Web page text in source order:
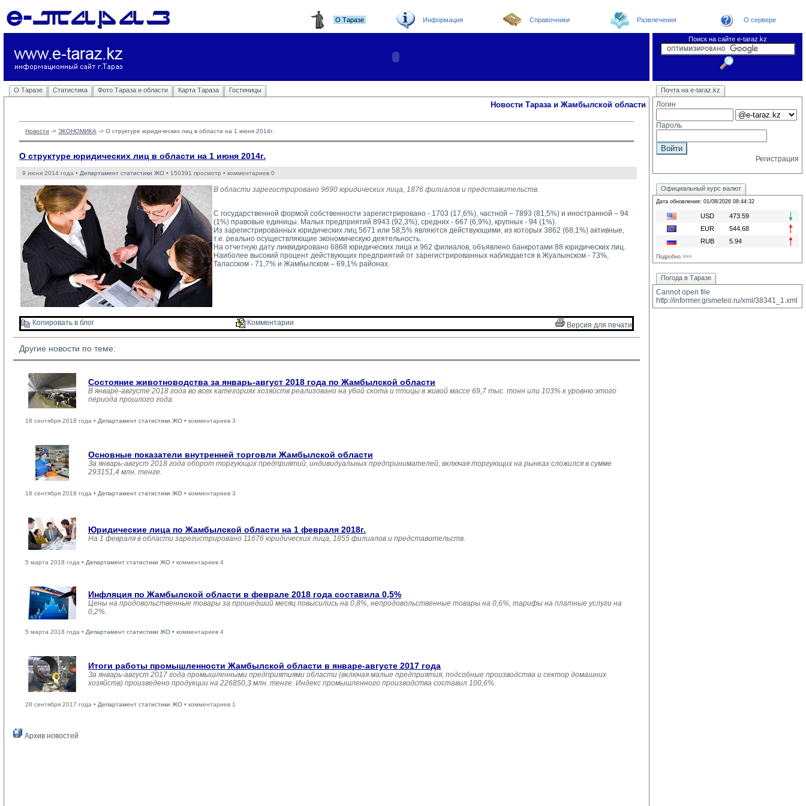
О Таразе Информация Справочники Развлечения О сервере
Поиск на сайте e-taraz.kz
О Таразе Статистика Фото Тараза и области Карта Тараза Гостиницы Новости Погода в Таразе
Телефоный справочник
Видеоконференция
Новости e-taraz
Новости Тараза и Жамбылской области
Новости -> ЭКОНОМИКА -> О структуре юридических лиц в области на 1 июня 2014г.
О структуре юридических лиц в области на 1 июня 2014г.
9 июня 2014 года • Департамент статистики ЖО • 150391 просмотр • комментариев 0
В области зарегистрировано 9690 юридических лица, 1876 филиалов и представительств.
С государственной формой собственности зарегистрировано - 1703 (17,6%), частной – 7893 (81,5%) и иностранной – 94
(1%) правовые единицы. Малых предприятий 8943 (92,3%), средних - 667 (6,9%), крупных - 94 (1%).
Из зарегистрированных юридических лиц 5671 или 58,5% являются действующими, из которых 3862 (68,1%) активные,
т.е. реально осуществляющие экономическую деятельность.
На отчетную дату ликвидировано 6868 юридических лица и 962 филиалов, объявлено банкротами 88 юридических лиц.
Наиболее высокий процент действующих предприятий от зарегистрированных наблюдается в Жуалынском - 73%,
Таласском - 71,7% и Жамбылском – 69,1% районах.
Копировать в блог Комментарии Версия для печати
Другие новости по теме:
Состояние животноводства за январь-август 2018 года по Жамбылской области
В январе-августе 2018 года во всех категориях хозяйств реализовано на убой скота и птицы в живой массе 69,7 тыс. тонн или 103% к уровню этого
периода прошлого года.
18 сентября 2018 года • Департамент статистики ЖО • комментариев 3
Основные показатели внутренней торговли Жамбылской области
За январь-август 2018 года оборот торгующих предприятий, индивидуальных предпринимателей, включая торгующих на рынках сложился в сумме
293151,4 млн. тенге.
18 сентября 2018 года • Департамент статистики ЖО • комментариев 3
Юридические лица по Жамбылской области на 1 февраля 2018г.
На 1 февраля в области зарегистрировано 11676 юридических лица, 1855 филиалов и представительств.
5 марта 2018 года • Департамент статистики ЖО • комментариев 4
Инфляция по Жамбылской области в феврале 2018 года составила 0,5%
Цены на продовольственные товары за прошедший месяц повысились на 0,8%, непродовольственные товары на 0,6%, тарифы на платные услуги на
0,2%.
5 марта 2018 года • Департамент статистики ЖО • комментариев 4
Итоги работы промышленности Жамбылской области в январе-августе 2017 года
За январь-август 2017 года промышленными предприятиями области (включая малые предприятия, подсобные производства и сектор домашних
хозяйств) произведено продукции на 226850,3 млн. тенге. Индекс промышленного производства составил 100,6%.
28 сентября 2017 года • Департамент статистики ЖО • комментариев 1
Архив новостей
Почта на e-taraz.kz
Логин
Пароль
Регистрация
Официальный курс валют
Дата обновления: 01/08/2026 08:44:32
USD
473.59
EUR
544.68
RUB
5.94
Подробно >>>
Погода в Таразе
Cannot open file
http://informer.gismeteo.ru/xml/38341_1.xml